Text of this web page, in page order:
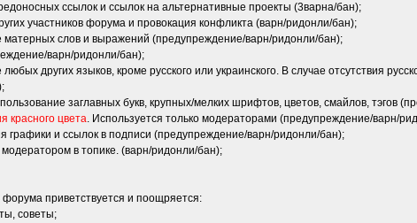
ссылок и ссылок на альтернативные проекты (3варна/бан);
участников форума и провокация конфликта (варн/ридонли/бан);
матерных слов и выражений (предупреждение/варн/ридонли/бан);
варн/ридонли/бан);
других языков, кроме русского или украинского. В случае отсутствия
заглавных букв, крупных/мелких шрифтов, цветов, смайлов, тэгов
красного цвета. Используется только модераторами (предупреждение/варн/
графики и ссылок в подписи (предупреждение/варн/ридонли/бан);
в топике. (варн/ридонли/бан);
приветствуется и поощряется:
советы;